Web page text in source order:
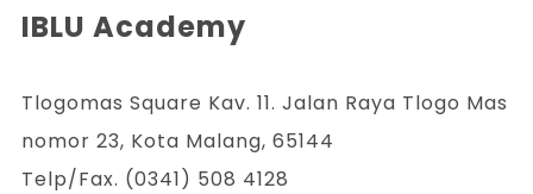
IBLU Academy
Tlogomas Square Kav. 11. Jalan Raya Tlogo Mas
nomor 23, Kota Malang, 65144
Telp/Fax. (0341) 508 4128